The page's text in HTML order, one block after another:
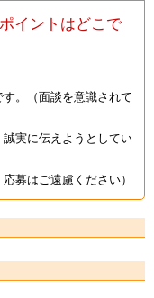
イントはどこで
。（面談を意識されて
誠実に伝えようとしてい
募はご遠慮ください）